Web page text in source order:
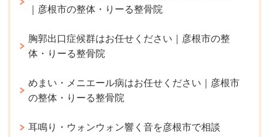
｜彦根市の整体・りーる整骨院
胸郭出口症候群はお任せください｜彦根市の整
体・りーる整骨院
めまい・メニエール病はお任せください｜彦根市
の整体・りーる整骨院
耳鳴り・ウォンウォン響く音を彦根市で相談